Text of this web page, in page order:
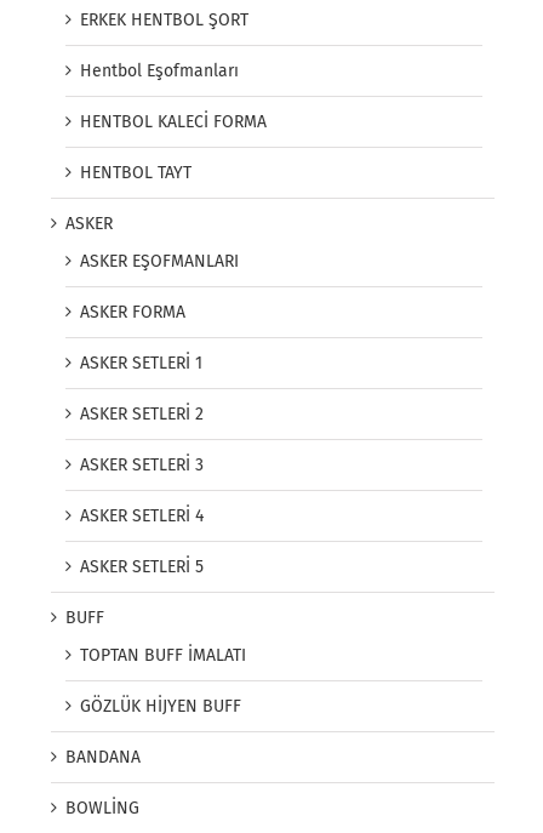
ERKEK HENTBOL ŞORT
Hentbol Eşofmanları
HENTBOL KALECİ FORMA
HENTBOL TAYT
ASKER
ASKER EŞOFMANLARI
ASKER FORMA
ASKER SETLERİ 1
ASKER SETLERİ 2
ASKER SETLERİ 3
ASKER SETLERİ 4
ASKER SETLERİ 5
BUFF
TOPTAN BUFF İMALATI
GÖZLÜK HİJYEN BUFF
BANDANA
BOWLİNG